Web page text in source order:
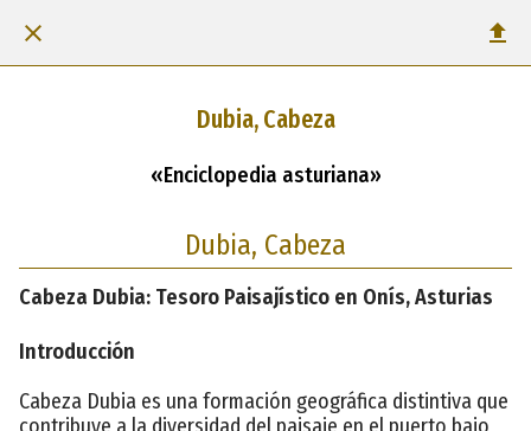
Dubia, Cabeza
«Enciclopedia asturiana»
Dubia, Cabeza
Cabeza Dubia: Tesoro Paisajístico en Onís, Asturias
Introducción
Cabeza Dubia es una formación geográfica distintiva que
contribuye a la diversidad del paisaje en el puerto bajo